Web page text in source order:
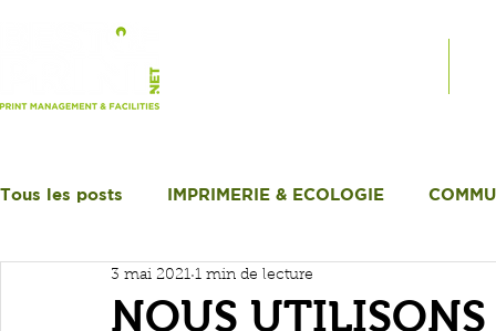
Tous les posts IMPRIMERIE & ECOLOGIE
NOUS UTILISONS
3 mai 2021 1 min de lecture